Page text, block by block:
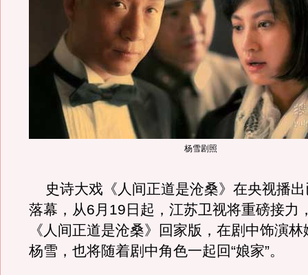
杨雪剧照
史诗大戏《人间正道是沧桑》在央视播出
落幕，从6月19日起，江苏卫视将重磅接力
《人间正道是沧桑》回家版，在剧中饰演
杨雪，也将随着剧中角色一起回“娘家”。